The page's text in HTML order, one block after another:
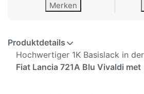
Merken
Produktdetails
Hochwertiger 1K Basislack in
Fiat Lancia 721A Blu Vivaldi met